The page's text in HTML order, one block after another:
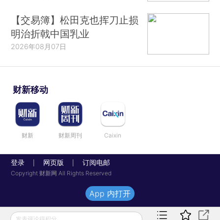
【交易簿】松田克也挥刀止损
明治折戟中国乳业
2026年08月07日
财新移动
财新 财新周刊 Caixin
登录 网页版 订阅电邮
Copyright 财新网 All Rights Reserved
发表评论得积分
App 内打开